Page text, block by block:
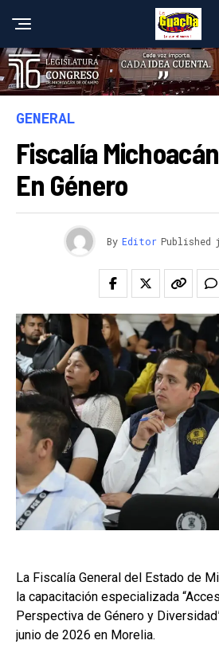
GENERAL
Fiscalía
En Género
By Editor Published
La Fiscalía General del Estado de
la capacitación especializada
Perspectiva de Género y
junio de 2026 en Morelia.